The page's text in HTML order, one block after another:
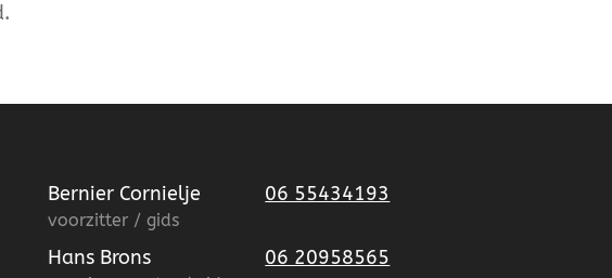
Bernier Cornielje
voorzitter / gids
06 55434193
Hans Brons 06 20958565